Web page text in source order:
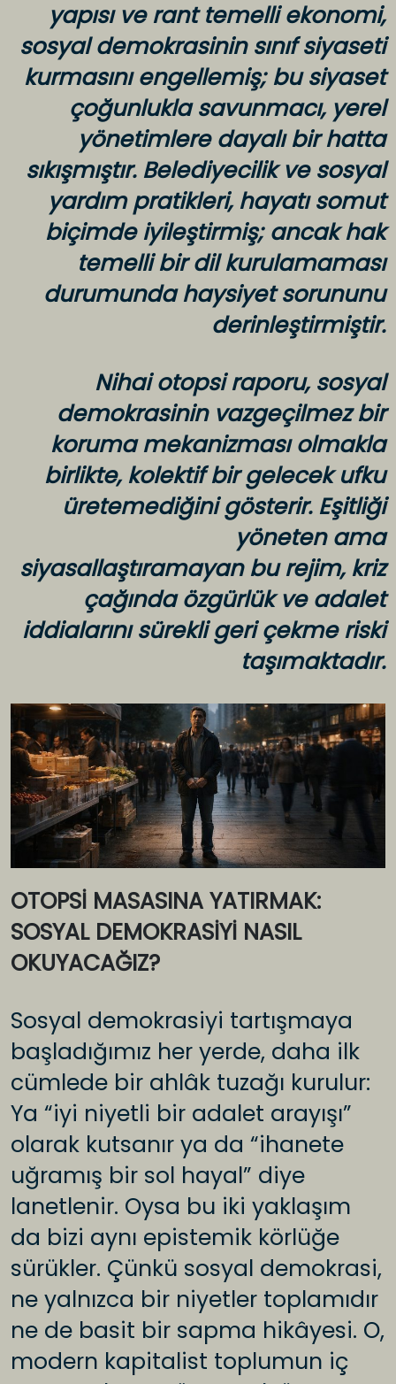
yapısı ve rant temelli ekonomi,
sosyal demokrasinin sınıf siyaseti
kurmasını engellemiş; bu siyaset
çoğunlukla savunmacı, yerel
yönetimlere dayalı bir hatta
sıkışmıştır. Belediyecilik ve sosyal
yardım pratikleri, hayatı somut
biçimde iyileştirmiş; ancak hak
temelli bir dil kurulamaması
durumunda haysiyet sorununu
derinleştirmiştir.
Nihai otopsi raporu, sosyal
demokrasinin vazgeçilmez bir
koruma mekanizması olmakla
birlikte, kolektif bir gelecek ufku
üretemediğini gösterir. Eşitliği
yöneten ama
siyasallaştıramayan bu rejim, kriz
çağında özgürlük ve adalet
iddialarını sürekli geri çekme riski
taşımaktadır.
OTOPSİ MASASINA YATIRMAK:
SOSYAL DEMOKRASİYİ NASIL
OKUYACAĞIZ?
Sosyal demokrasiyi tartışmaya
başladığımız her yerde, daha ilk
cümlede bir ahlâk tuzağı kurulur:
Ya “iyi niyetli bir adalet arayışı”
olarak kutsanır ya da “ihanete
uğramış bir sol hayal” diye
lanetlenir. Oysa bu iki yaklaşım
da bizi aynı epistemik körlüğe
sürükler. Çünkü sosyal demokrasi,
ne yalnızca bir niyetler toplamıdır
ne de basit bir sapma hikâyesi. O,
modern kapitalist toplumun iç